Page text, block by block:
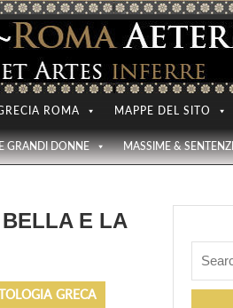
ROMA MAPPE DEL SITO
GRANDI DONNE MASSIME &
E LA
GRECA
for: